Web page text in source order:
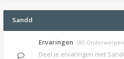
Sandd
Ervaringen 183
Deel je ervaringen met